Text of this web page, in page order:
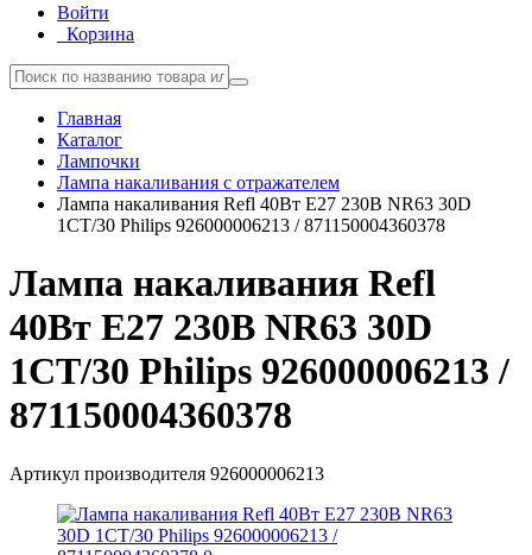
Войти
Корзина
Главная
Каталог
Лампочки
Лампа накаливания с отражателем
Лампа накаливания Refl 40Вт E27 230В NR63 30D
1CT/30 Philips 926000006213 / 871150004360378
Лампа накаливания Refl
40Вт E27 230В NR63 30D
1CT/30 Philips 926000006213 /
871150004360378
Артикул производителя 926000006213